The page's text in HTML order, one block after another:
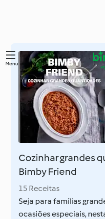
Saltar
conteúdo
Menu
Cozinhar grandes
Bimby Friend
15 Receitas
Seja para famílias
ocasiões especiais,